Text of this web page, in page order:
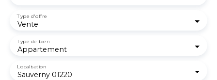
Vente
Type d'offre
Appartement
Type de bien
Sauverny 01220
Localisation